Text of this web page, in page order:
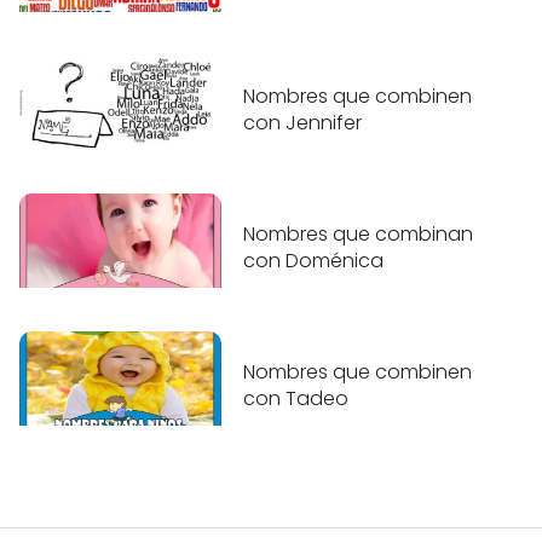
Nombres que combinen
con Jennifer
Nombres que combinan
con Doménica
Nombres que combinen
con Tadeo